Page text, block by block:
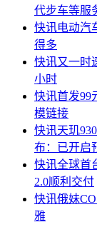
代步车等服
快讯电动汽
得多
快讯又一时
小时
快讯首发99
模链接
快讯天玑
布：已开启
快讯全球首
2.0顺利交付
快讯俄妹
雅